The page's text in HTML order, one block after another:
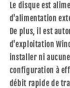
Le disque est
d'alimentation
De plus, il est
d'exploitation
installer ni aucune
configuration à
débit rapide de